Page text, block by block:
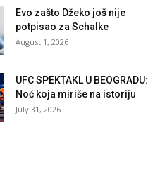
Evo zašto Džeko još nije
potpisao za Schalke
August 1, 2026
UFC SPEKTAKL U BEOGRADU:
Noć koja miriše na istoriju
July 31, 2026